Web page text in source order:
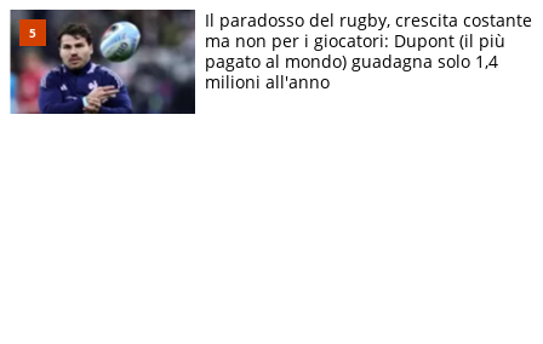
Il paradosso del rugby, crescita costante
ma non per i giocatori: Dupont (il più
pagato al mondo) guadagna solo 1,4
milioni all'anno